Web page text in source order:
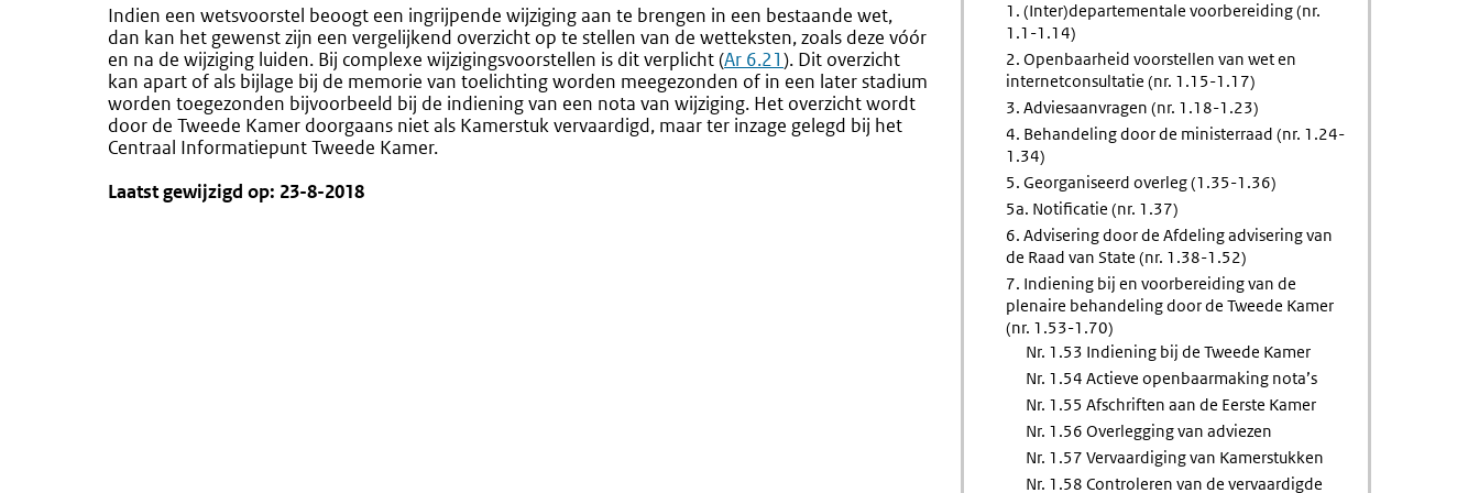
Controleren
Van
De
Vervaardigde
Tekst
Uitbrengen
Van
Persbericht
Indien een wetsvoorstel beoogt een ingrijpende wijziging aan te brengen in een bestaande wet,
dan kan het gewenst zijn een vergelijkend overzicht op te stellen van de wetteksten, zoals deze vóór
en na de wijziging luiden. Bij complexe wijzigingsvoorstellen is dit verplicht (Ar 6.21). Dit overzicht
kan apart of als bijlage bij de memorie van toelichting worden meegezonden of in een later stadium
worden toegezonden bijvoorbeeld bij de indiening van een nota van wijziging. Het overzicht wordt
door de Tweede Kamer doorgaans niet als Kamerstuk vervaardigd, maar ter inzage gelegd bij het
Centraal Informatiepunt Tweede Kamer.
Laatst gewijzigd op: 23-8-2018
1. (Inter)departementale voorbereiding (nr.
1.1-1.14)
2. Openbaarheid voorstellen van wet en
internetconsultatie (nr. 1.15-1.17)
3. Adviesaanvragen (nr. 1.18-1.23)
4. Behandeling door de ministerraad (nr. 1.24-
1.34)
5. Georganiseerd overleg (1.35-1.36)
5a. Notificatie (nr. 1.37)
6. Advisering door de Afdeling advisering van
de Raad van State (nr. 1.38-1.52)
7. Indiening bij en voorbereiding van de
plenaire behandeling door de Tweede Kamer
(nr. 1.53-1.70)
Nr. 1.53 Indiening bij de Tweede Kamer
Nr. 1.54 Actieve openbaarmaking nota’s
Nr. 1.55 Afschriften aan de Eerste Kamer
Nr. 1.56 Overlegging van adviezen
Nr. 1.57 Vervaardiging van Kamerstukken
Nr. 1.58 Controleren van de vervaardigde